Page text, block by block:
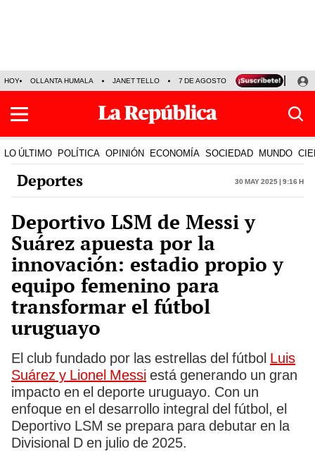
HOY OLLANTA HUMALA JANET TELLO 7 DE AGOSTO TINKA RESULTADOS
LO ÚLTIMO POLÍTICA OPINIÓN ECONOMÍA SOCIEDAD MUNDO
Deportes 30 May 2025 | 9:16 h
Deportivo LSM de Messi y
Suárez apuesta por la
innovación: estadio propio y
equipo femenino para
transformar el fútbol
uruguayo
El club fundado por las estrellas del fútbol Luis
Suárez y Lionel Messi está generando un gran
impacto en el deporte uruguayo. Con un
enfoque en el desarrollo integral del fútbol, el
Deportivo LSM se prepara para debutar en la
Divisional D en julio de 2025.